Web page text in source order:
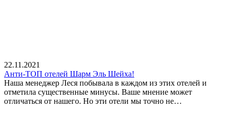
22.11.2021
Анти-ТОП отелей Шарм Эль Шейха!
Наша менеджер Леся побывала в каждом из этих отелей и
отметила существенные минусы. Ваше мнение может
отличаться от нашего. Но эти отели мы точно не…